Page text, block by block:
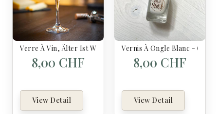
Verre À Vin, Älter Ist Wie Jung, Nur Besser
8,00 CHF
View Detail
Vernis À Ongle Blanc -
8,00 CHF
View Detail